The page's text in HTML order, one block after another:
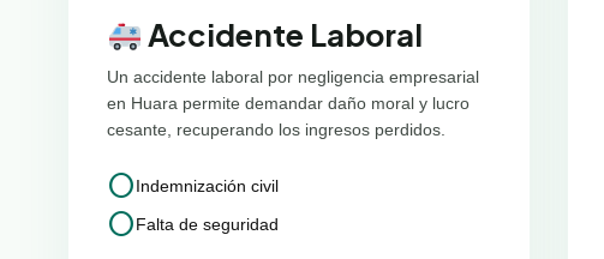
Accidente Laboral
Un accidente laboral por negligencia empresarial
en Huara permite demandar daño moral y lucro
cesante, recuperando los ingresos perdidos.
circleIndemnización civil
circleFalta de seguridad